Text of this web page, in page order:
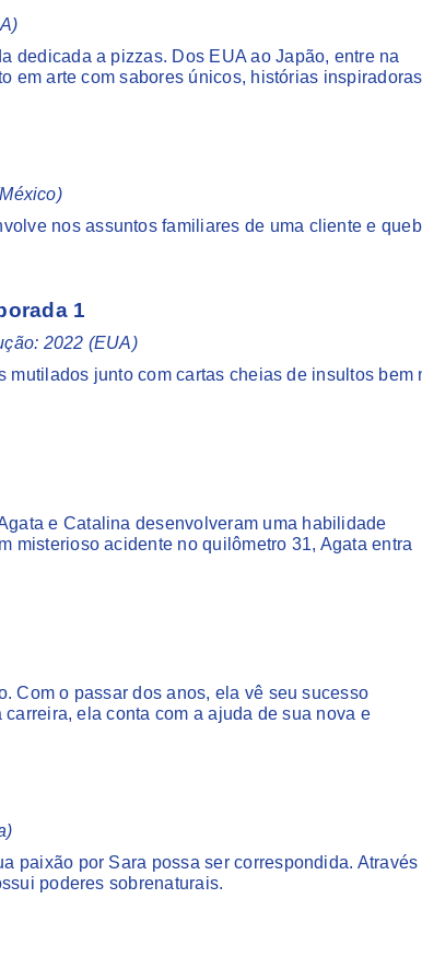
dedicada a pizzas. Dos EUA ao Japão, entre na
em arte com sabores únicos, histórias
nos assuntos familiares de uma cliente e
1
2022 (EUA)
junto com cartas cheias de insultos bem
e Catalina desenvolveram uma habilidade
misterioso acidente no quilômetro 31, Agata entra
Com o passar dos anos, ela vê seu sucesso
ela conta com a ajuda de sua nova e
paixão por Sara possa ser correspondida. Através
poderes sobrenaturais.